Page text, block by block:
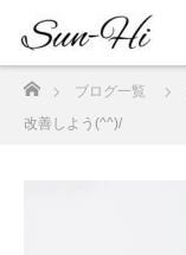
ブログ一覧
改善しよう(^^)/